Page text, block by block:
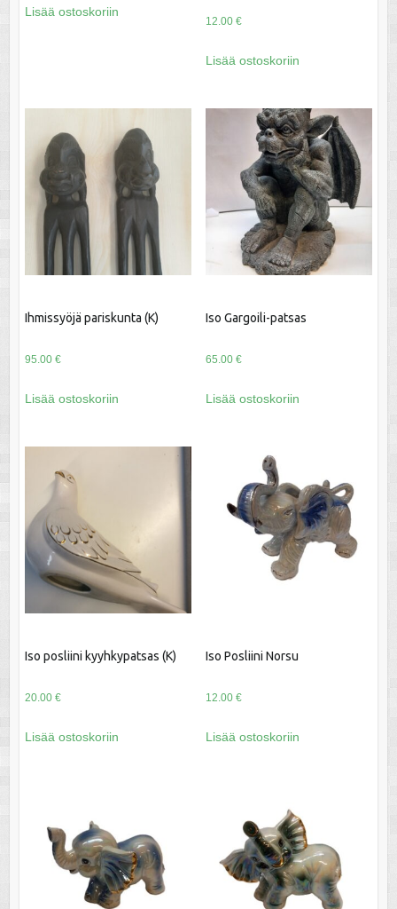
Lisää ostoskoriin
12.00 €
Lisää ostoskoriin
Ihmissyöjä pariskunta (K)
95.00 €
Lisää ostoskoriin
Iso Gargoili-patsas
65.00 €
Lisää ostoskoriin
Iso posliini kyyhkypatsas (K)
20.00 €
Lisää ostoskoriin
Iso Posliini Norsu
12.00 €
Lisää ostoskoriin